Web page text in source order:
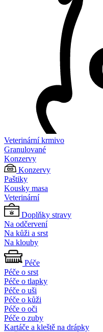
Veterinární krmivo
Granulované
Konzervy
Konzervy
Paštiky
Kousky masa
Veterinární
Doplňky stravy
Na odčervení
Na kůži a srst
Na klouby
Péče
Péče o srst
Péče o tlapky
Péče o uši
Péče o kůži
Péče o oči
Péče o zuby
Kartáče a kleště na drápky